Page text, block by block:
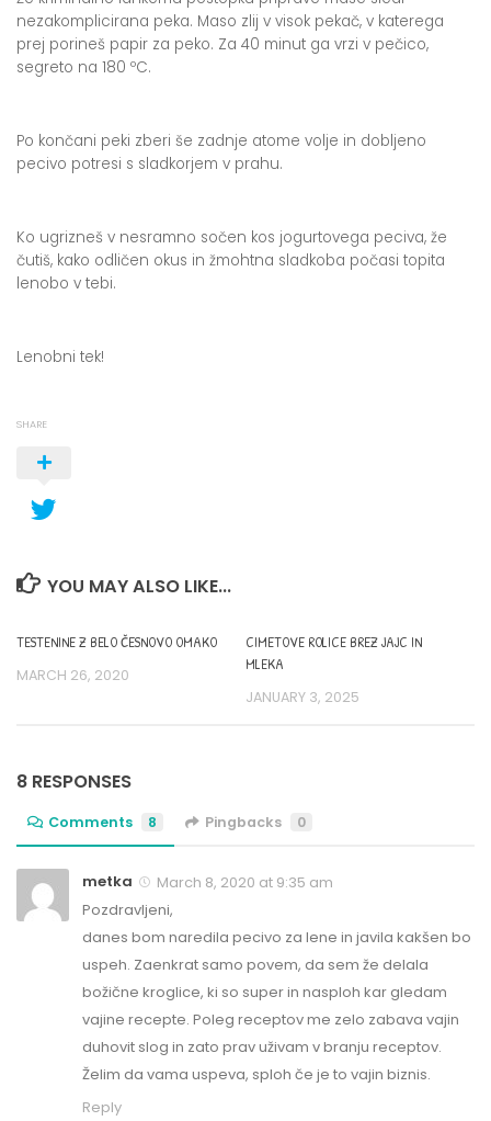
nezakomplicirana peka. Maso zlij v visok pekač, v katerega
prej porineš papir za peko. Za 40 minut ga vrzi v pečico,
segreto na 180 ºC.
Po končani peki zberi še zadnje atome volje in dobljeno
pecivo potresi s sladkorjem v prahu.
Ko ugrizneš v nesramno sočen kos jogurtovega peciva, že
čutiš, kako odličen okus in žmohtna sladkoba počasi topita
lenobo v tebi.
Lenobni tek!
SHARE
YOU MAY ALSO LIKE...
TESTENINE Z BELO ČESNOVO OMAKO
MARCH 26, 2020
CIMETOVE ROLICE BREZ JAJC IN
MLEKA
JANUARY 3, 2025
8 RESPONSES
Comments 8 Pingbacks 0
metka
March 8, 2020 at 9:35 am
Pozdravljeni,
danes bom naredila pecivo za lene in javila kakšen bo
uspeh. Zaenkrat samo povem, da sem že delala
božične kroglice, ki so super in nasploh kar gledam
vajine recepte. Poleg receptov me zelo zabava vajin
duhovit slog in zato prav uživam v branju receptov.
Želim da vama uspeva, sploh če je to vajin biznis.
Reply